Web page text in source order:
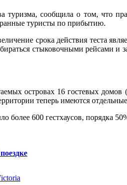
туризма, сообщила о том, что
туристы по прибытию.
срока действия теста
стыковочными рейсами и
островах 16 гостевых
теперь имеются
600 гестхаусов, порядка